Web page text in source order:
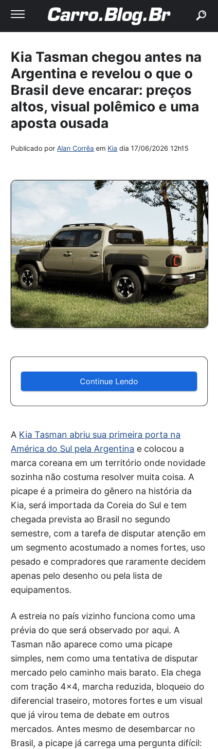
Kia Tasman chegou antes na
Argentina e revelou o que o
Brasil deve encarar: preços
altos, visual polêmico e uma
aposta ousada
Publicado porAlan Corrêa em Kia dia17/06/2026 12h15
Continue Lendo
A Kia Tasman abriu sua primeira porta na
América do Sul pela Argentina e colocou a
marca coreana em um território onde novidade
sozinha não costuma resolver muita coisa. A
picape é a primeira do gênero na história da
Kia, será importada da Coreia do Sul e tem
chegada prevista ao Brasil no segundo
semestre, com a tarefa de disputar atenção em
um segmento acostumado a nomes fortes, uso
pesado e compradores que raramente decidem
apenas pelo desenho ou pela lista de
equipamentos.
A estreia no país vizinho funciona como uma
prévia do que será observado por aqui. A
Tasman não aparece como uma picape
simples, nem como uma tentativa de disputar
mercado pelo caminho mais barato. Ela chega
com tração 4×4, marcha reduzida, bloqueio do
diferencial traseiro, motores fortes e um visual
que já virou tema de debate em outros
mercados. Antes mesmo de desembarcar no
Brasil, a picape já carrega uma pergunta difícil: